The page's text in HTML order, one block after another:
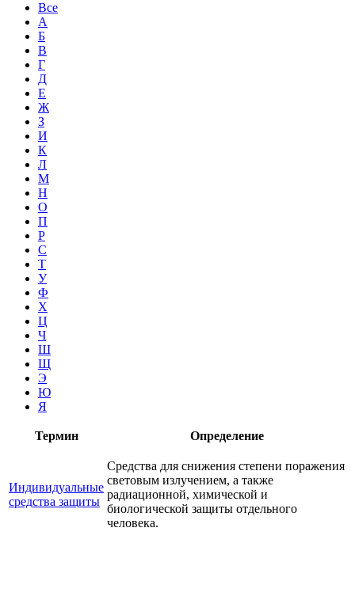
Все
А
Б
В
Г
Д
Е
Ж
З
И
К
Л
М
Н
О
П
Р
С
Т
У
Ф
Х
Ц
Ч
Ш
Щ
Э
Ю
Я
Термин Определение
Индивидуальные
средства защиты
Средства для снижения степени поражения
световым излучением, а также
радиационной, химической и
биологической защиты отдельного
человека.